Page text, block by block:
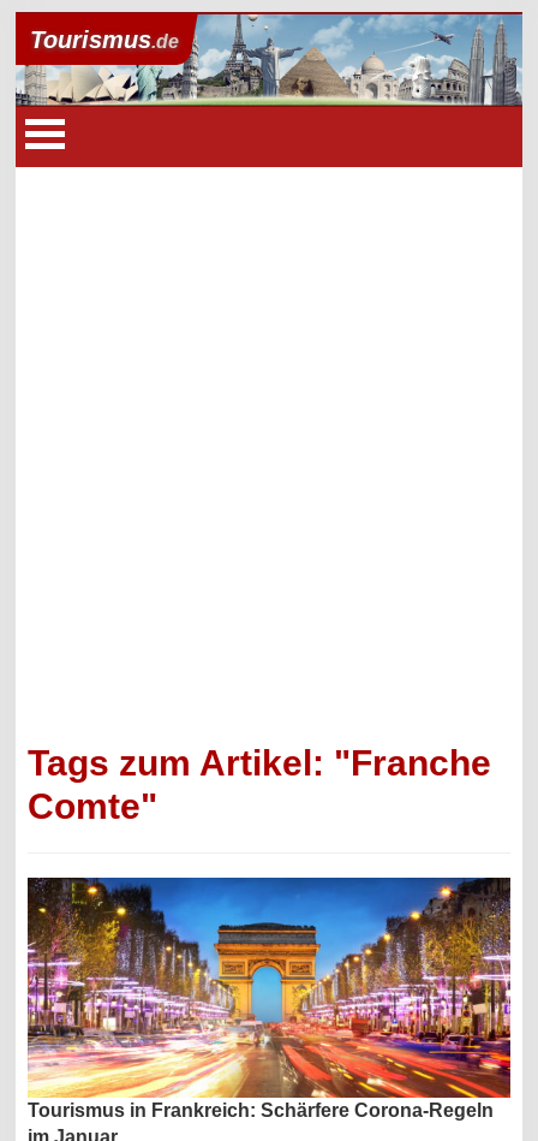
Tourismus.de
Tags zum Artikel: "Franche
Comte"
Tourismus in Frankreich: Schärfere Corona-Regeln
im Januar